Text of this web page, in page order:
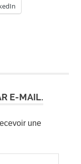
E-MAIL.
une